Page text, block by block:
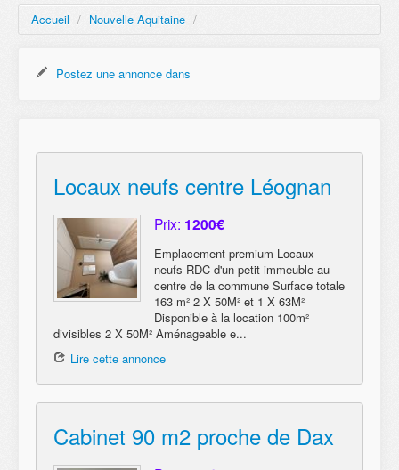
Accueil / Nouvelle Aquitaine /
Postez une annonce dans
Locaux neufs centre Léognan
Prix: 1200€
Emplacement premium Locaux
neufs RDC d'un petit immeuble au
centre de la commune Surface totale
163 m² 2 X 50M² et 1 X 63M²
Disponible à la location 100m²
divisibles 2 X 50M² Aménageable e...
Lire cette annonce
Cabinet 90 m2 proche de Dax